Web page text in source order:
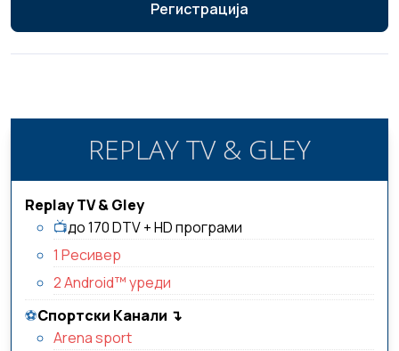
Регистрација
REPLAY TV & GLEY
Replay TV & Gley
📺до 170 DTV + HD програми
1 Ресивер
2 Android™ уреди
⚽️Спортски Канали ↴
Arena sport